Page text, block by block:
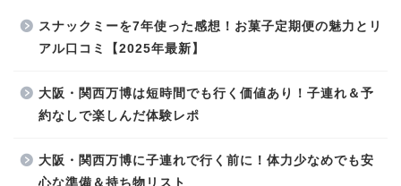
スナックミーを7年使った感想！お菓子定期便の魅力とリ
アル口コミ【2025年最新】
大阪・関西万博は短時間でも行く価値あり！子連れ＆予
約なしで楽しんだ体験レポ
大阪・関西万博に子連れで行く前に！体力少なめでも安
心な準備＆持ち物リスト